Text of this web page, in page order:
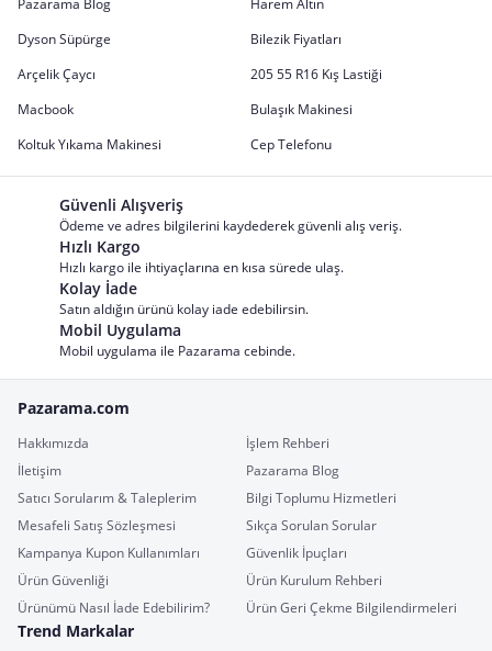
Pazarama Blog
Harem Altın
Dyson Süpürge
Bilezik Fiyatları
Arçelik Çaycı
205 55 R16 Kış Lastiği
Macbook
Bulaşık Makinesi
Koltuk Yıkama Makinesi
Cep Telefonu
Güvenli Alışveriş
Ödeme ve adres bilgilerini kaydederek güvenli alış veriş.
Hızlı Kargo
Hızlı kargo ile ihtiyaçlarına en kısa sürede ulaş.
Kolay İade
Satın aldığın ürünü kolay iade edebilirsin.
Mobil Uygulama
Mobil uygulama ile Pazarama cebinde.
Pazarama.com
Hakkımızda
İşlem Rehberi
İletişim
Pazarama Blog
Satıcı Sorularım & Taleplerim
Bilgi Toplumu Hizmetleri
Mesafeli Satış Sözleşmesi
Sıkça Sorulan Sorular
Kampanya Kupon Kullanımları
Güvenlik İpuçları
Ürün Güvenliği
Ürün Kurulum Rehberi
Ürünümü Nasıl İade Edebilirim?
Ürün Geri Çekme Bilgilendirmeleri
Trend Markalar